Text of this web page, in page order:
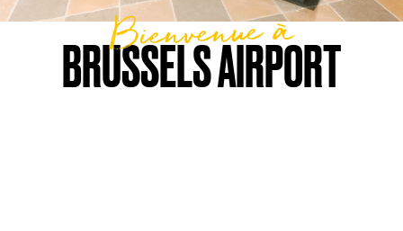
BRUSSELS AIRPORT
Bienvenue à